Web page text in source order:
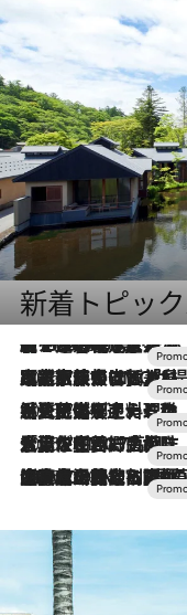
新着トピッ
2026.8.7
【トンボの足水浴】ヒノキの香りに包まれて涼感マックス！約13℃の湧水かけ流しを避暑地「星野温泉 トンボの湯」で体験
2026.7.31
【ホテル帰省】という選択肢をOMOが提案。家族とほどよい距離を保つには「昼は実家、夜は気兼ねなくホテルで！」
2026.7.24
【夏限定ディナーコース】旬を迎える稚鮎や花ズッキーニなどをイタリア・トスカーナの郷土料理の手法で満喫！
2026.7.17
「土佐和ハーブかき氷」がOMO7高知に登場！生姜、山椒、大葉など目にも舌にも涼を呼ぶ郷土の味
2026.7.10
NEW OPEN！【界 草津】名湯の地に誕生。趣の異なる2種の温泉と上州ならではの会席・蕎麦割烹など美食を味わう究極の癒やし旅